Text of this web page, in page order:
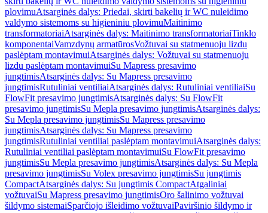
plovimuAtsarginės dalys: Priedai, skirti bakelių ir WC nuleidimo
valdymo sistemoms su higieniniu plovimuMaitinimo
transformatoriaiAtsarginės dalys: Maitinimo transformatoriaiTinklo
komponentaiVamzdynų armatūrosVožtuvai su statmenuoju lizdu
paslėptam montavimuiAtsarginės dalys: Vožtuvai su statmenuoju
lizdu paslėptam montavimuiSu Mapress presavimo
jungtimisAtsarginės dalys: Su Mapress presavimo
jungtimisRutuliniai ventiliaiAtsarginės dalys: Rutuliniai ventiliaiSu
FlowFit presavimo jungtimisAtsarginės dalys: Su FlowFit
presavimo jungtimisSu Mepla presavimo jungtimisAtsarginės dalys:
Su Mepla presavimo jungtimisSu Mapress presavimo
jungtimisAtsarginės dalys: Su Mapress presavimo
jungtimisRutuliniai ventiliai paslėptam montavimuiAtsarginės dalys:
Rutuliniai ventiliai paslėptam montavimuiSu FlowFit presavimo
jungtimisSu Mepla presavimo jungtimisAtsarginės dalys: Su Mepla
presavimo jungtimisSu Volex presavimo jungtimisSu jungtimis
CompactAtsarginės dalys: Su jungtimis CompactAtgaliniai
vožtuvaiSu Mapress presavimo jungtimisOro šalinimo vožtuvai
šildymo sistemaiSparčiojo išleidimo vožtuvaiPaviršinio šildymo ir